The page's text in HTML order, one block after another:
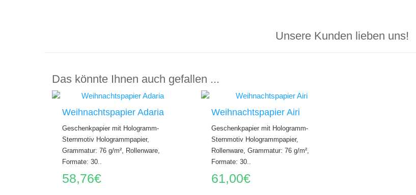
Unsere Kunden lieben uns!
Das könnte Ihnen auch gefallen ...
Weihnachtspapier Adaria
Geschenkpapier mit Hologramm-
Sternmotiv Hologrammpapier,
Grammatur: 76 g/m², Rollenware,
Formate: 30..
58,76€
Weihnachtspapier Airi
Geschenkpapier mit Hologramm-
Sternmotiv Hologrammpapier,
Rollenware, Grammatur: 76 g/m²,
Formate: 30..
61,00€